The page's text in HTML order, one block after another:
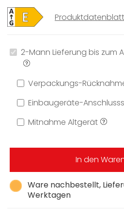
Produktdatenblatt
Ware nachbestellt,
Werktagen
2-Mann Lieferung bis zum
Verpackungs-
Einbaugeräte-
Mitnahme Altgerät
In den